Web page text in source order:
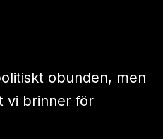
obunden, men
vi brinner för